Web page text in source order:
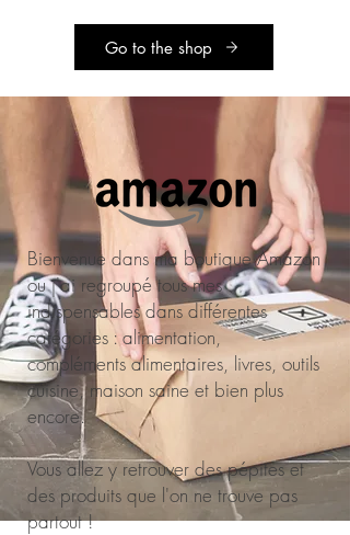
Go to the shop
Bienvenue dans ma boutique Amazon
ou j'ai regroupé tous mes
indispensables dans différentes
catégories : alimentation,
compléments alimentaires, livres, outils
cuisine, maison saine et bien plus
encore.
Vous allez y retrouver des pépites et
des produits que l'on ne trouve pas
partout !